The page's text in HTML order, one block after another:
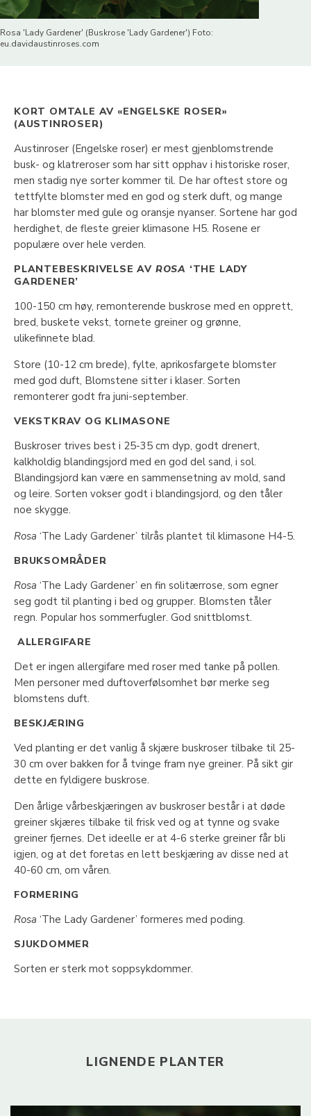
Rosa 'Lady Gardener' (Buskrose 'Lady Gardener') Foto:
eu.davidaustinroses.com
KORT OMTALE AV «ENGELSKE ROSER»
(AUSTINROSER)
Austinroser (Engelske roser) er mest gjenblomstrende
busk- og klatreroser som har sitt opphav i historiske roser,
men stadig nye sorter kommer til. De har oftest store og
tettfylte blomster med en god og sterk duft, og mange
har blomster med gule og oransje nyanser. Sortene har god
herdighet, de fleste greier klimasone H5. Rosene er
populære over hele verden.
PLANTEBESKRIVELSE AV ROSA ‘THE LADY
GARDENER’
100-150 cm høy, remonterende buskrose med en opprett,
bred, buskete vekst, tornete greiner og grønne,
ulikefinnete blad.
Store (10-12 cm brede), fylte, aprikosfargete blomster
med god duft, Blomstene sitter i klaser. Sorten
remonterer godt fra juni-september.
VEKSTKRAV OG KLIMASONE
Buskroser trives best i 25-35 cm dyp, godt drenert,
kalkholdig blandingsjord med en god del sand, i sol.
Blandingsjord kan være en sammensetning av mold, sand
og leire. Sorten vokser godt i blandingsjord, og den tåler
noe skygge.
Rosa ‘The Lady Gardener’ tilrås plantet til klimasone H4-5.
BRUKSOMRÅDER
Rosa ‘The Lady Gardener’ en fin solitærrose, som egner
seg godt til planting i bed og grupper. Blomsten tåler
regn. Popular hos sommerfugler. God snittblomst.
ALLERGIFARE
Det er ingen allergifare med roser med tanke på pollen.
Men personer med duftoverfølsomhet bør merke seg
blomstens duft.
BESKJÆRING
Ved planting er det vanlig å skjære buskroser tilbake til 25-
30 cm over bakken for å tvinge fram nye greiner. På sikt gir
dette en fyldigere buskrose.
Den årlige vårbeskjæringen av buskroser består i at døde
greiner skjæres tilbake til frisk ved og at tynne og svake
greiner fjernes. Det ideelle er at 4-6 sterke greiner får bli
igjen, og at det foretas en lett beskjæring av disse ned at
40-60 cm, om våren.
FORMERING
Rosa ‘The Lady Gardener’ formeres med poding.
SJUKDOMMER
Sorten er sterk mot soppsykdommer.
LIGNENDE PLANTER